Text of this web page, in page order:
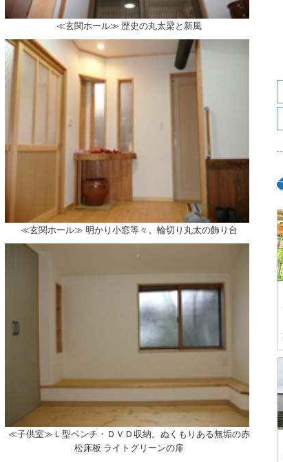
≪玄関ホール≫ 歴史の丸太梁と新風
≪玄関ホール≫ 明かり小窓等々。輪切り丸太の飾り台
≪子供室≫Ｌ型ベンチ・ＤＶＤ収納。ぬくもりある無垢の赤
松床板 ライトグリーンの扉